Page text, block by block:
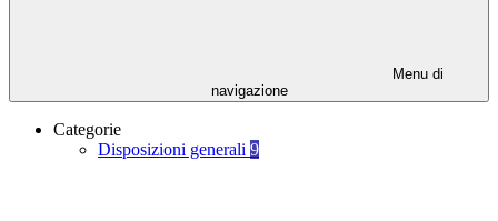
Menu di
navigazione
Categorie
Disposizioni generali 9